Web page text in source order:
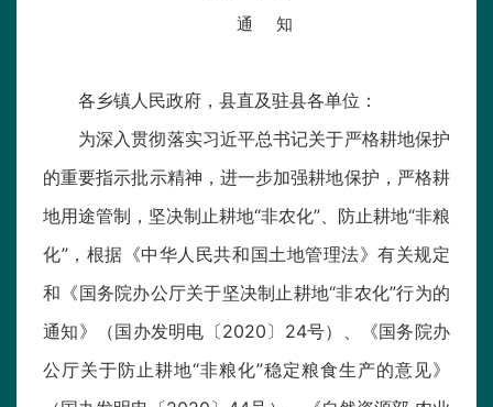
通 知
各乡镇人民政府，县直及驻县各单位：
为深入贯彻落实习近平总书记关于严格耕地保护
的重要指示批示精神，进一步加强耕地保护，严格耕
地用途管制，坚决制止耕地“非农化”、防止耕地“非粮
化”，根据《中华人民共和国土地管理法》有关规定
和《国务院办公厅关于坚决制止耕地“非农化”行为的
通知》（国办发明电〔2020〕24号）、《国务院办
公厅关于防止耕地“非粮化”稳定粮食生产的意见》